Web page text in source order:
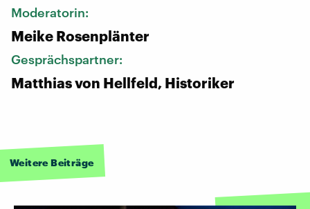
Moderatorin:
Meike Rosenplänter
Gesprächspartner:
Matthias von Hellfeld, Historiker
Weitere Beiträge